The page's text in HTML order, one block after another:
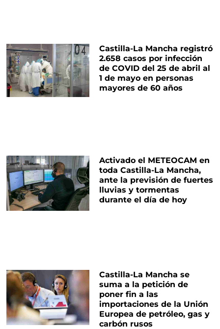
Castilla-La Mancha registró
2.658 casos por infección
de COVID del 25 de abril al
1 de mayo en personas
mayores de 60 años
Activado el METEOCAM en
toda Castilla-La Mancha,
ante la previsión de fuertes
lluvias y tormentas
durante el día de hoy
Castilla-La Mancha se
suma a la petición de
poner fin a las
importaciones de la Unión
Europea de petróleo, gas y
carbón rusos